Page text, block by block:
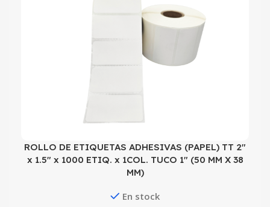
ROLLO DE ETIQUETAS ADHESIVAS (PAPEL) TT 2″
x 1.5″ x 1000 ETIQ. x 1COL. TUCO 1″ (50 MM X 38
MM)
En stock